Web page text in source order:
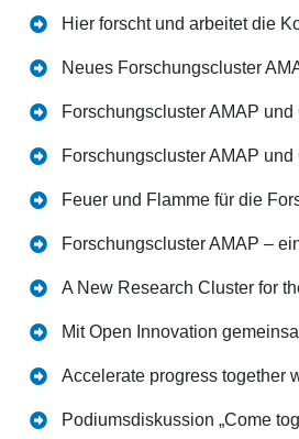
Hier forscht und arbeitet die
Neues Forschungscluster
Forschungscluster AMAP
Forschungscluster AMAP
Feuer und Flamme für die
Forschungscluster AMAP –
A New Research Cluster for
Mit Open Innovation
Accelerate progress together
Podiumsdiskussion „Come